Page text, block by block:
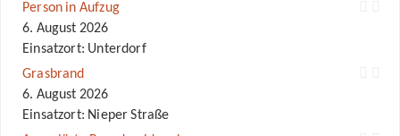
Person in Aufzug
6. August 2026
Einsatzort: Unterdorf
Grasbrand
6. August 2026
Einsatzort: Nieper Straße